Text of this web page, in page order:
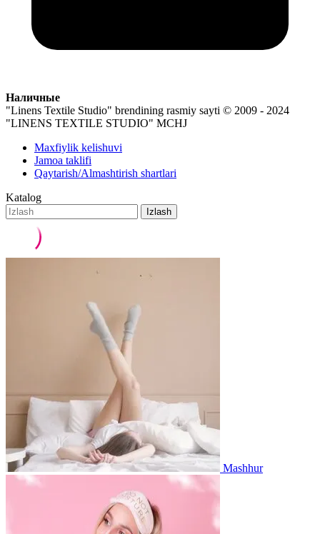
Наличные
"Linens Textile Studio" brendining rasmiy sayti © 2009 - 2024
"LINENS TEXTILE STUDIO" MCHJ
Maxfiylik kelishuvi
Jamoa taklifi
Qaytarish/Almashtirish shartlari
Katalog
Izlash
Mashhur